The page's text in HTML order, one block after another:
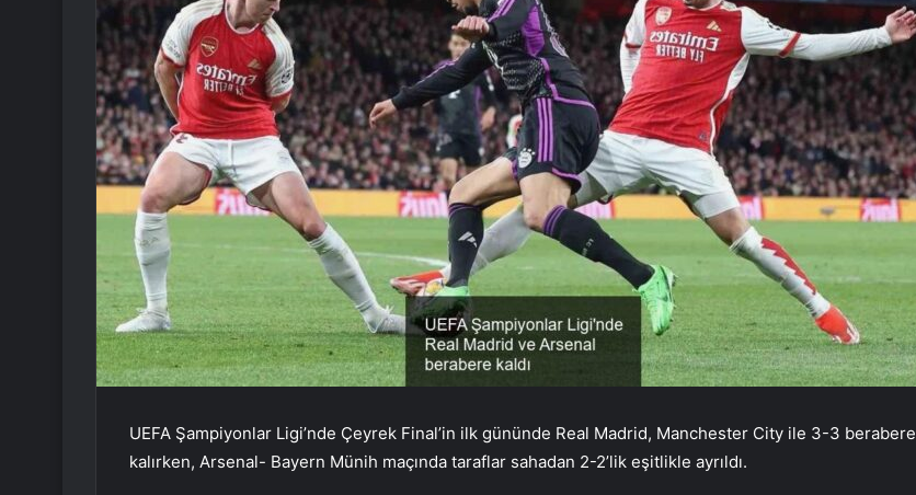
UEFA Şampiyonlar Ligi’nde Çeyrek Final’in ilk gününde Real Madrid, Manchester City ile 3-3 berabere
kalırken, Arsenal- Bayern Münih maçında taraflar sahadan 2-2’lik eşitlikle ayrıldı.